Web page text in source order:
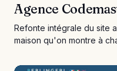
Agence
Refonte intégrale du site
maison qu'on montre à
signée bordeaux et